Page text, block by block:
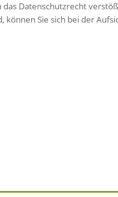
das Datenschutzrecht
Sie sich bei der